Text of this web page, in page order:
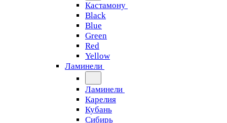
Кастамону
Black
Blue
Green
Red
Yellow
Ламинели
Ламинели
Карелия
Кубань
Сибирь